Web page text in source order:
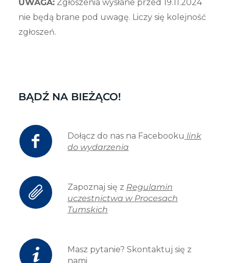
UWAGA:Zgłoszenia wysłane przed 19.11.2024
nie będą brane pod uwagę. Liczy się kolejność
zgłoszeń.
BĄDŹ NA BIEŻĄCO!
Dołącz do nas na Facebooku link
do wydarzenia
Zapoznaj się z Regulamin
uczestnictwa w Procesach
Tumskich
Masz pytanie? Skontaktuj się z
nami